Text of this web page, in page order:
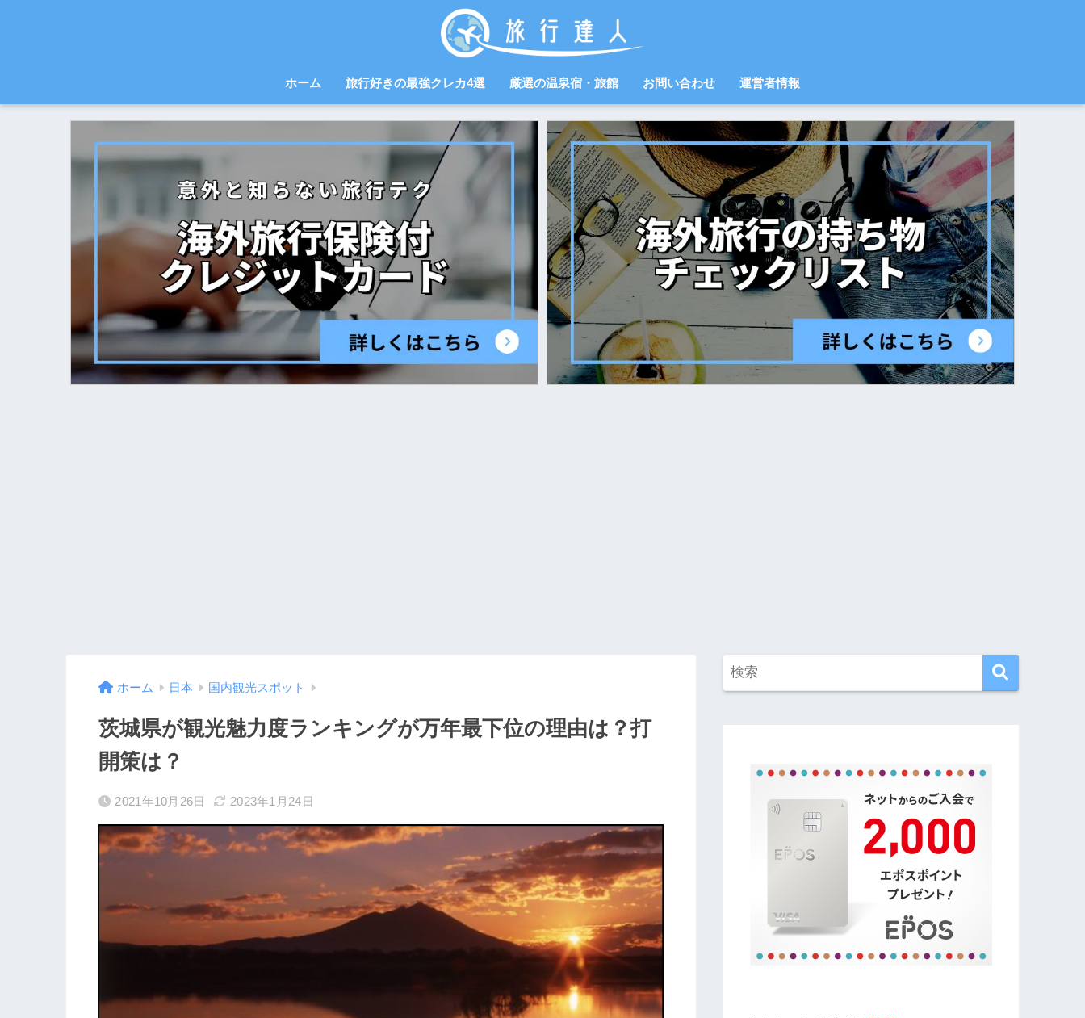
ホーム 旅行好きの最強クレカ4選 厳選の温泉宿・旅館 お問い合わせ 運営者情報
ホーム 日本 国内観光スポット
茨城県が観光魅力度ランキングが万年最下位の理由は？打
開策は？
2021年10月26日 2023年1月24日